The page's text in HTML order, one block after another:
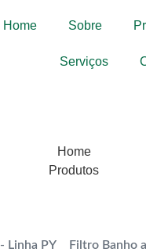
Home Sobre
Serviços
Home
Produtos
- Linha PY Filtro Banho